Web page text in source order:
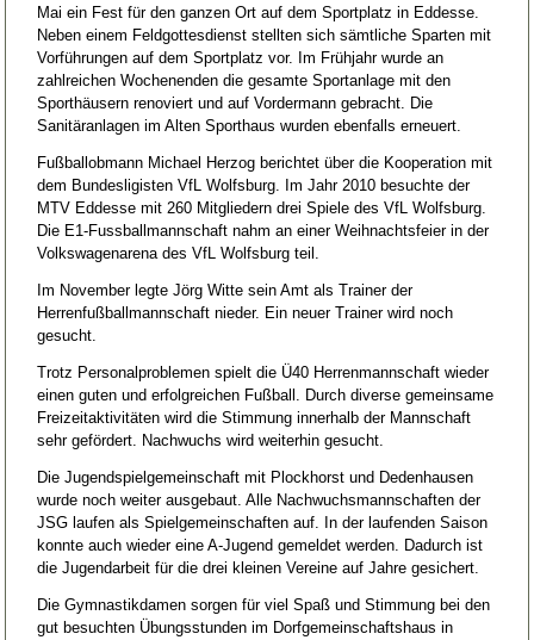
Mai ein Fest für den ganzen Ort auf dem Sportplatz in Eddesse.
Neben einem Feldgottesdienst stellten sich sämtliche Sparten mit
Vorführungen auf dem Sportplatz vor. Im Frühjahr wurde an
zahlreichen Wochenenden die gesamte Sportanlage mit den
Sporthäusern renoviert und auf Vordermann gebracht. Die
Sanitäranlagen im Alten Sporthaus wurden ebenfalls erneuert.
Fußballobmann Michael Herzog berichtet über die Kooperation mit
dem Bundesligisten VfL Wolfsburg. Im Jahr 2010 besuchte der
MTV Eddesse mit 260 Mitgliedern drei Spiele des VfL Wolfsburg.
Die E1-Fussballmannschaft nahm an einer Weihnachtsfeier in der
Volkswagenarena des VfL Wolfsburg teil.
Im November legte Jörg Witte sein Amt als Trainer der
Herrenfußballmannschaft nieder. Ein neuer Trainer wird noch
gesucht.
Trotz Personalproblemen spielt die Ü40 Herrenmannschaft wieder
einen guten und erfolgreichen Fußball. Durch diverse gemeinsame
Freizeitaktivitäten wird die Stimmung innerhalb der Mannschaft
sehr gefördert. Nachwuchs wird weiterhin gesucht.
Die Jugendspielgemeinschaft mit Plockhorst und Dedenhausen
wurde noch weiter ausgebaut. Alle Nachwuchsmannschaften der
JSG laufen als Spielgemeinschaften auf. In der laufenden Saison
konnte auch wieder eine A-Jugend gemeldet werden. Dadurch ist
die Jugendarbeit für die drei kleinen Vereine auf Jahre gesichert.
Die Gymnastikdamen sorgen für viel Spaß und Stimmung bei den
gut besuchten Übungsstunden im Dorfgemeinschaftshaus in